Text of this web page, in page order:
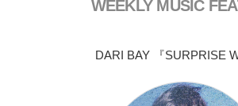
WEEKLY MUSIC
DARI BAY 『SURPRISE